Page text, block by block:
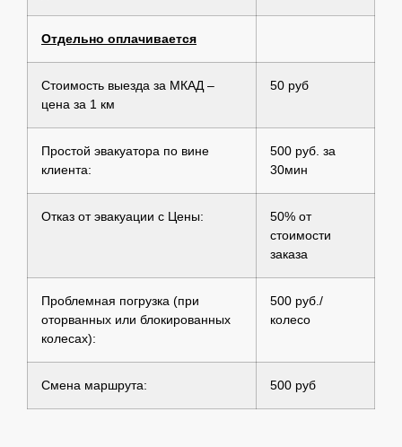
Отдельно оплачивается
Стоимость выезда за МКАД –
цена за 1 км
50 руб
Простой эвакуатора по вине
клиента:
500 руб. за
30мин
Отказ от эвакуации с Цены:
50% от
стоимости
заказа
Проблемная погрузка (при
оторванных или блокированных
колесах):
500 руб./
колесо
Смена маршрута: 500 руб